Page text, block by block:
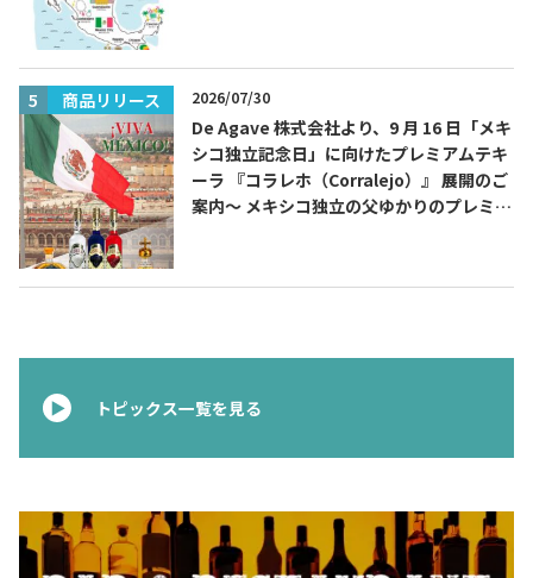
商品リリース 2026/07/30
De Agave 株式会社より、9 月 16 日「メキ
シコ独立記念日」に向けたプレミアムテキ
ーラ 『コラレホ（Corralejo）』 展開のご
案内〜 メキシコ独立の父ゆかりのプレミア
トピックス一覧を見る